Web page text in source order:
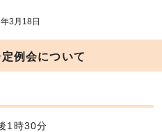
3月18日
例会について
1時30分